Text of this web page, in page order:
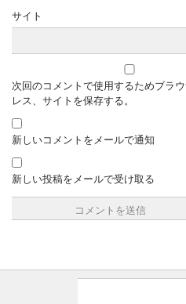
サイト
次回のコメントで使用するためブラ
レス、サイトを保存する。
新しいコメントをメールで通知
新しい投稿をメールで受け取る